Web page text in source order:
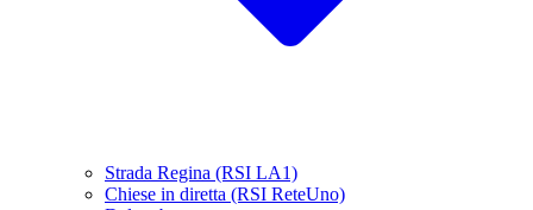
Strada Regina (RSI LA1)
Chiese in diretta (RSI ReteUno)